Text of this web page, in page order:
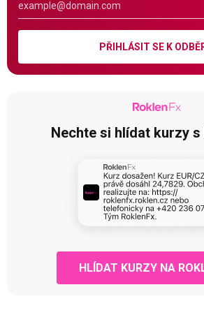
PŘIHLÁSIT SE K
Nechte si hlídat kurzy s
HLÍDAT KURZY NA